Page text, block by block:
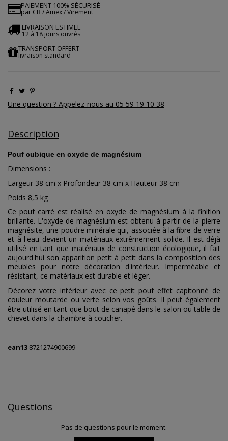
PAIEMENT 100% SÉCURISÉ
par CB / Amex / Virement
LIVRAISON ESTIMEE
12 à 18 jours ouvrés
TRANSPORT OFFERT
livraison standard
Une question ? Appelez-nous au 05 59 19 10 38
Description
Pouf cubique en oxyde de magnésium
Dimensions :
Largeur 38 cm x Profondeur 38 cm x Hauteur 38 cm
Poids 8,5 kg
Ce pouf carré est réalisé en oxyde de magnésium à la finition
brillante. L'oxyde de magnésium est obtenu à partir de la pierre
magnésite, une poudre minérale qui, associée à la fibre de verre
et à l'eau devient un matériaux extrêmement solide. Il est déjà
utilisé en tant que matériaux de construction écologique, il fait
aujourd'hui son apparition petit à petit dans la composition des
meubles pour notre décoration d'intérieur. Imperméable et
résistant, ce matériaux est durable et léger.
Décorez votre intérieur avec ce petit pouf effet capitonné de
couleur moutarde ou verte selon vos goûts. Il peut également
être utilisé en tant que bout de canapé dans le salon ou table de
chevet dans la chambre à coucher.
ean13 8721274900699
Questions
Pas de questions pour le moment.